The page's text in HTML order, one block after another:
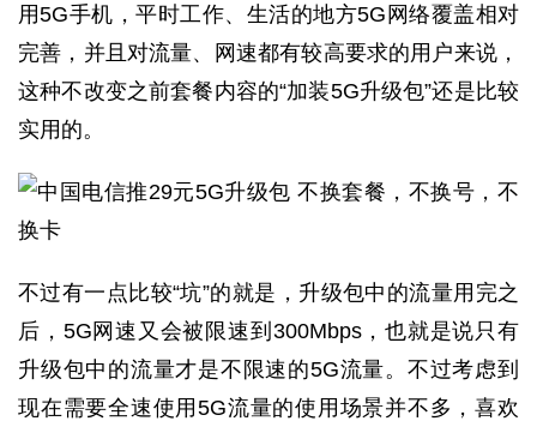
用5G手机，平时工作、生活的地方5G网络覆盖相对
完善，并且对流量、网速都有较高要求的用户来说，
这种不改变之前套餐内容的“加装5G升级包”还是比较
实用的。
不过有一点比较“坑”的就是，升级包中的流量用完之
后，5G网速又会被限速到300Mbps，也就是说只有
升级包中的流量才是不限速的5G流量。不过考虑到
现在需要全速使用5G流量的使用场景并不多，喜欢